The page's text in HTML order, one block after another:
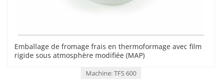
Emballage de fromage frais en thermoformage avec film
rigide sous atmosphère modifiée (MAP)
Machine: TFS 600